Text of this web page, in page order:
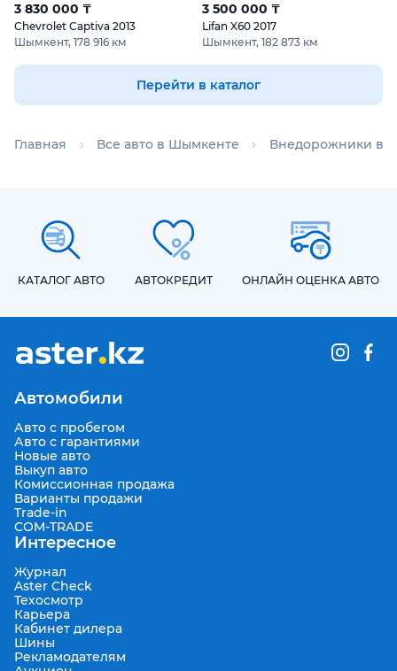
3 830 000 ₸
Chevrolet Captiva 2013
Шымкент, 178 916 км
3 500 000 ₸
Lifan X60 2017
Шымкент, 182 873 км
Перейти в каталог
Главная Все авто в Шымкенте Внедорожники в
КАТАЛОГ АВТО АВТОКРЕДИТ ОНЛАЙН ОЦЕНКА АВТО
Автомобили
Авто с пробегом
Авто с гарантиями
Новые авто
Выкуп авто
Комиссионная продажа
Варианты продажи
Trade-in
COM-TRADE
Интересное
Журнал
Aster Check
Техосмотр
Карьера
Кабинет дилера
Шины
Рекламодателям